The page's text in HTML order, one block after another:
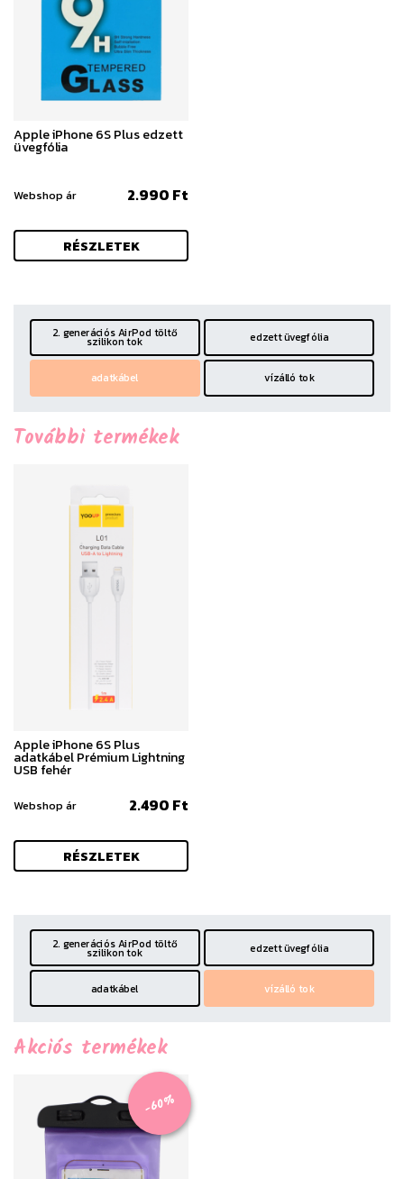
Apple iPhone 6S Plus edzett
üvegfólia
Webshop ár 2.990 Ft
RÉSZLETEK
2. generációs AirPod töltő
szilikon tok edzett üvegfólia
adatkábel vízálló tok
További termékek
Apple iPhone 6S Plus
adatkábel Prémium Lightning
USB fehér
Webshop ár 2.490 Ft
RÉSZLETEK
2. generációs AirPod töltő
szilikon tok edzett üvegfólia
adatkábel vízálló tok
Akciós termékek
-60%